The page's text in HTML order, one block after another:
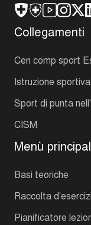
Collegamenti
Cen comp sport
Istruzione
Sport di punta
CISM
Menù
Basi teoriche
Raccolta d’esercizi
Pianificatore